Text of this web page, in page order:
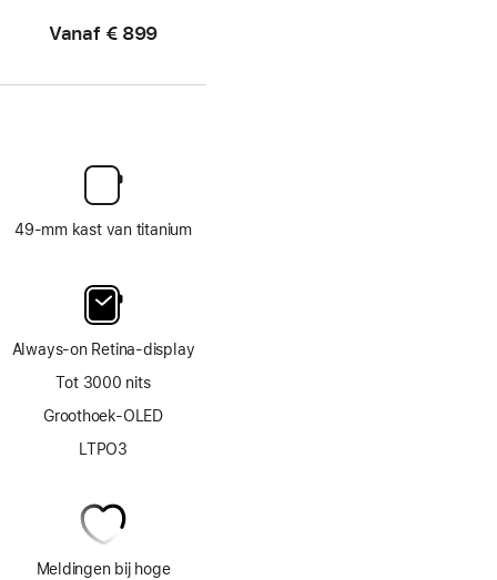
Vanaf € 899
49‑mm kast van titanium
Always‑on Retina‑display
Tot 3000 nits
Groothoek-OLED
LTPO3
Meldingen bij hoge